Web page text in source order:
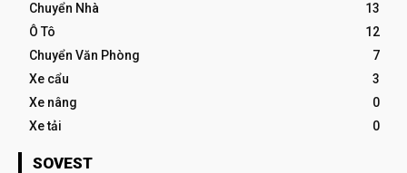
Chuyển Nhà
13
Ô Tô
12
Chuyển Văn Phòng
7
Xe cẩu
3
Xe nâng
0
Xe tải
0
SOVEST